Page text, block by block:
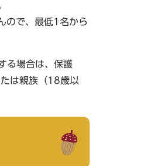
ので、最低1名から
る場合は、保護
は親族（18歳以